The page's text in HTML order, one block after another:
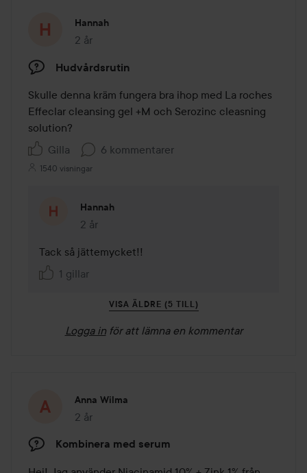
Hannah
2 år
Inlägget skapades 2 år
Hudvårdsrutin
Skulle denna kräm fungera bra ihop med La roches
Effeclar cleansing gel +M och Serozinc cleasning
solution?
Gilla
6 kommentarer
1540 visningar
Hannah
2 år
Kommentaren lades 2 år
Tack så jättemycket!!
1 gillar
VISA ÄLDRE (5 TILL)
Logga in för att lämna en kommentar
Anna Wilma
2 år
Inlägget skapades 2 år
Kombinera med serum